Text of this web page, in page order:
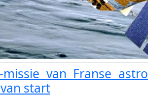
missie van Franse
start